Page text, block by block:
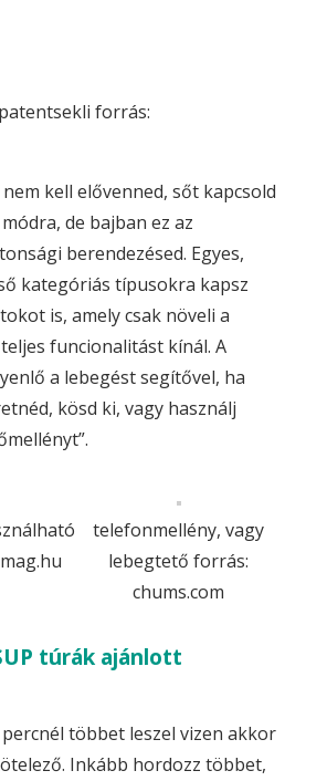
forrás:
nem kell elővenned, sőt kapcsold
de bajban ez az
berendezésed. Egyes,
kategóriás típusokra kapsz
is, amely csak növeli a
funcionalitást kínál. A
a lebegést segítővel, ha
kösd ki, vagy használj
telefonmellény, vagy
lebegtető forrás:
chums.com
túrák ajánlott
percnél többet leszel vizen akkor
Inkább hordozz többet,